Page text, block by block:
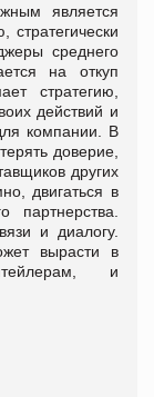
является
среднего
на откуп
стратегию,
действий и
компании. В
доверие,
других
двигаться в
партнерства.
и диалогу.
вырасти в
и